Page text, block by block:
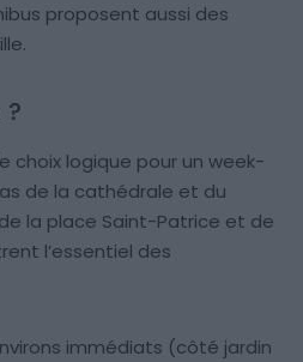
proposent aussi des
?
choix logique pour un week-
de la cathédrale et du
la place Saint-Patrice et de
l’essentiel des
immédiats (côté jardin